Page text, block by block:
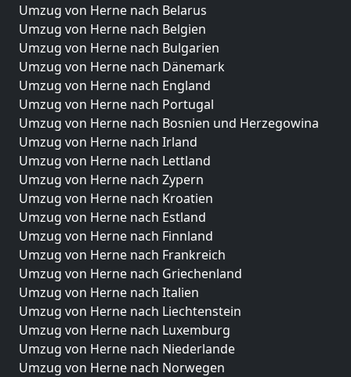
Umzug von Herne nach Belarus
Umzug von Herne nach Belgien
Umzug von Herne nach Bulgarien
Umzug von Herne nach Dänemark
Umzug von Herne nach England
Umzug von Herne nach Portugal
Umzug von Herne nach Bosnien und Herzegowina
Umzug von Herne nach Irland
Umzug von Herne nach Lettland
Umzug von Herne nach Zypern
Umzug von Herne nach Kroatien
Umzug von Herne nach Estland
Umzug von Herne nach Finnland
Umzug von Herne nach Frankreich
Umzug von Herne nach Griechenland
Umzug von Herne nach Italien
Umzug von Herne nach Liechtenstein
Umzug von Herne nach Luxemburg
Umzug von Herne nach Niederlande
Umzug von Herne nach Norwegen